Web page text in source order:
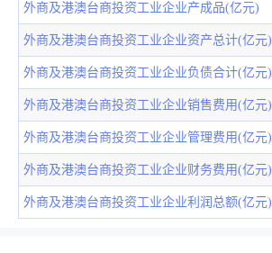
外商及港澳台商投资工业企业产成品(亿元)
外商及港澳台商投资工业企业资产总计(亿元)
外商及港澳台商投资工业企业负债合计(亿元)
外商及港澳台商投资工业企业销售费用(亿元)
外商及港澳台商投资工业企业管理费用(亿元)
外商及港澳台商投资工业企业财务费用(亿元)
外商及港澳台商投资工业企业利润总额(亿元)